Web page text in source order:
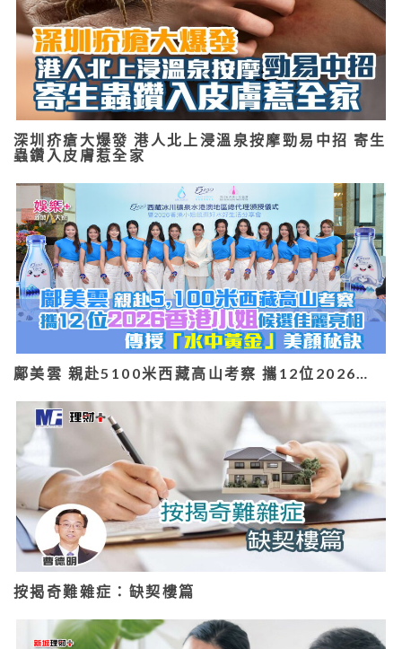
深圳疥瘡大爆發 港人北上浸溫泉按摩勁易中招 寄生
蟲鑽入皮膚惹全家
鄺美雲 親赴5100米西藏高山考察 攜12位2026…
按揭奇難雜症：缺契樓篇